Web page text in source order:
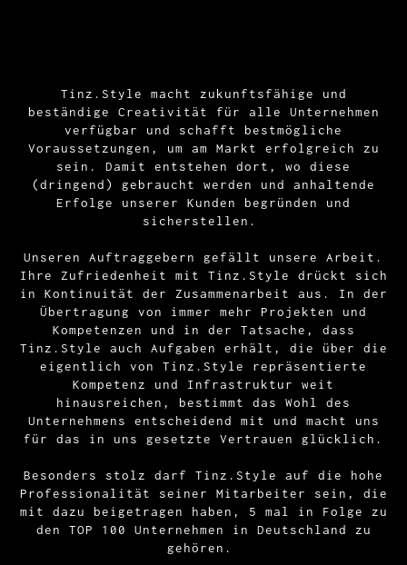
Tinz.Style macht zukunftsfähige und
beständige Creativität für alle Unternehmen
verfügbar und schafft bestmögliche
Voraussetzungen, um am Markt erfolgreich zu
sein. Damit entstehen dort, wo diese
(dringend) gebraucht werden und anhaltende
Erfolge unserer Kunden begründen und
sicherstellen.
Unseren Auftraggebern gefällt unsere Arbeit.
Ihre Zufriedenheit mit Tinz.Style drückt sich
in Kontinuität der Zusammenarbeit aus. In der
Übertragung von immer mehr Projekten und
Kompetenzen und in der Tatsache, dass
Tinz.Style auch Aufgaben erhält, die über die
eigentlich von Tinz.Style repräsentierte
Kompetenz und Infrastruktur weit
hinausreichen, bestimmt das Wohl des
Unternehmens entscheidend mit und macht uns
für das in uns gesetzte Vertrauen glücklich.
Besonders stolz darf Tinz.Style auf die hohe
Professionalität seiner Mitarbeiter sein, die
mit dazu beigetragen haben, 5 mal in Folge zu
den TOP 100 Unternehmen in Deutschland zu
gehören.